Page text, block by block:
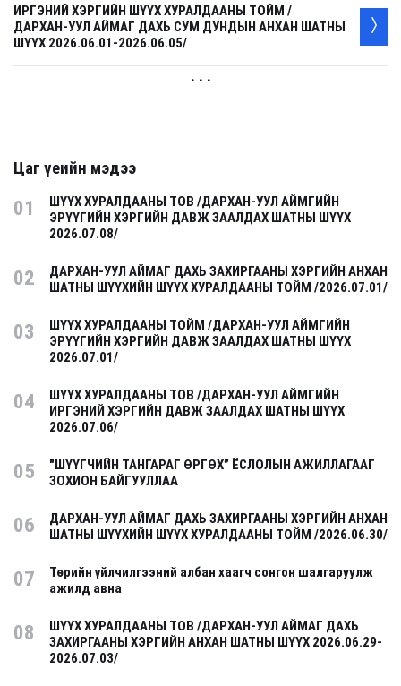
ИРГЭНИЙ ХЭРГИЙН ШҮҮХ ХУРАЛДААНЫ ТОЙМ /
ДАРХАН-УУЛ АЙМАГ ДАХЬ СУМ ДУНДЫН АНХАН ШАТНЫ
ШҮҮХ 2026.06.01-2026.06.05/
. . .
Цаг үеийн мэдээ
01
ШҮҮХ ХУРАЛДААНЫ ТОВ /ДАРХАН-УУЛ АЙМГИЙН
ЭРҮҮГИЙН ХЭРГИЙН ДАВЖ ЗААЛДАХ ШАТНЫ ШҮҮХ
2026.07.08/
02
ДАРХАН-УУЛ АЙМАГ ДАХЬ ЗАХИРГААНЫ ХЭРГИЙН АНХАН
ШАТНЫ ШҮҮХИЙН ШҮҮХ ХУРАЛДААНЫ ТОЙМ /2026.07.01/
03
ШҮҮХ ХУРАЛДААНЫ ТОЙМ /ДАРХАН-УУЛ АЙМГИЙН
ЭРҮҮГИЙН ХЭРГИЙН ДАВЖ ЗААЛДАХ ШАТНЫ ШҮҮХ
2026.07.01/
04
ШҮҮХ ХУРАЛДААНЫ ТОВ /ДАРХАН-УУЛ АЙМГИЙН
ИРГЭНИЙ ХЭРГИЙН ДАВЖ ЗААЛДАХ ШАТНЫ ШҮҮХ
2026.07.06/
05
"ШҮҮГЧИЙН ТАНГАРАГ ӨРГӨХ” ЁСЛОЛЫН АЖИЛЛАГААГ
ЗОХИОН БАЙГУУЛЛАА
06
ДАРХАН-УУЛ АЙМАГ ДАХЬ ЗАХИРГААНЫ ХЭРГИЙН АНХАН
ШАТНЫ ШҮҮХИЙН ШҮҮХ ХУРАЛДААНЫ ТОЙМ /2026.06.30/
07
Төрийн үйлчилгээний албан хаагч сонгон шалгаруулж
ажилд авна
08
ШҮҮХ ХУРАЛДААНЫ ТОВ /ДАРХАН-УУЛ АЙМАГ ДАХЬ
ЗАХИРГААНЫ ХЭРГИЙН АНХАН ШАТНЫ ШҮҮХ 2026.06.29-
2026.07.03/